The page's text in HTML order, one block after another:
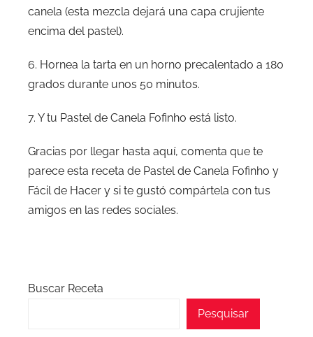
canela (esta mezcla dejará una capa crujiente
encima del pastel).
6. Hornea la tarta en un horno precalentado a 180
grados durante unos 50 minutos.
7. Y tu Pastel de Canela Fofinho está listo.
Gracias por llegar hasta aquí, comenta que te
parece esta receta de Pastel de Canela Fofinho y
Fácil de Hacer y si te gustó compártela con tus
amigos en las redes sociales.
Buscar Receta
Pesquisar